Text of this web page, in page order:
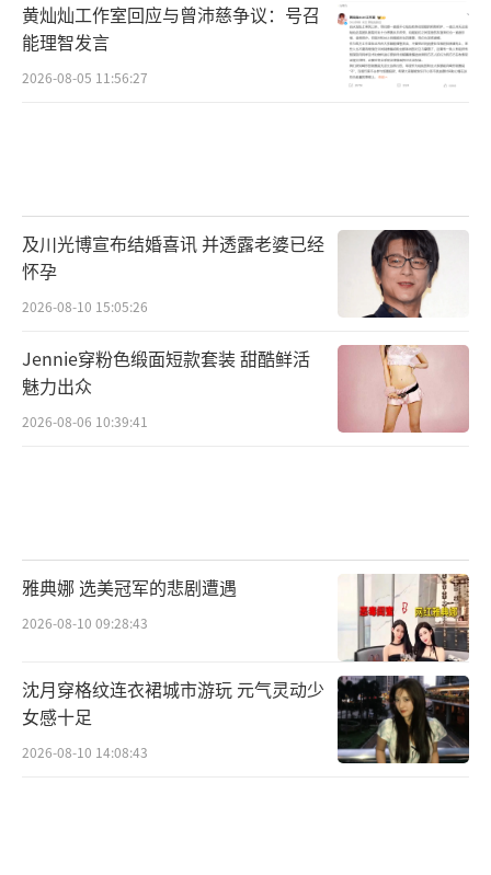
黄灿灿工作室回应与曾沛慈争议：号召
能理智发言
2026-08-05 11:56:27
及川光博宣布结婚喜讯 并透露老婆已经
怀孕
2026-08-10 15:05:26
Jennie穿粉色缎面短款套装 甜酷鲜活
魅力出众
2026-08-06 10:39:41
雅典娜 选美冠军的悲剧遭遇
2026-08-10 09:28:43
沈月穿格纹连衣裙城市游玩 元气灵动少
女感十足
2026-08-10 14:08:43